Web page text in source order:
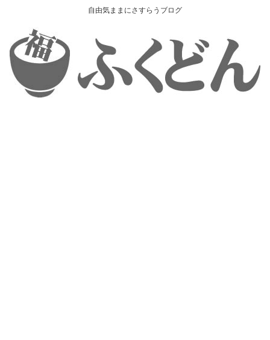
自由気ままにさすらうブログ